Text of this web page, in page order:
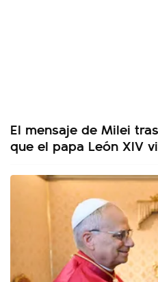
El mensaje de Milei
que el papa León XIV